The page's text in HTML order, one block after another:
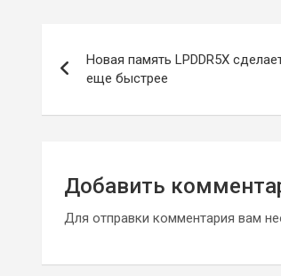
по
записям
Новая память LPDDR5X
еще быстрее
Добавить
Для отправки комментария вам